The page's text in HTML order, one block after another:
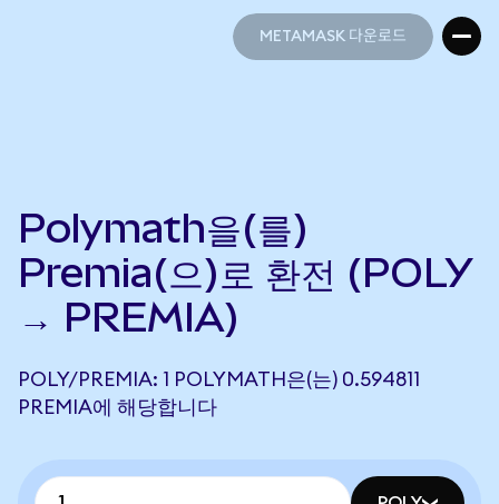
METAMASK 다운로드
Polymath을(를)
Premia(으)로 환전 (POLY
→ PREMIA)
POLY/PREMIA: 1 POLYMATH은(는) 0.594811
PREMIA에 해당합니다